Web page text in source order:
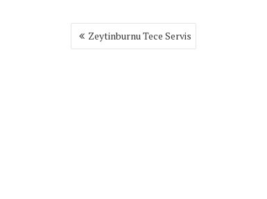
Yazı
gezinmesi
Zeytinburnu Tece Servis